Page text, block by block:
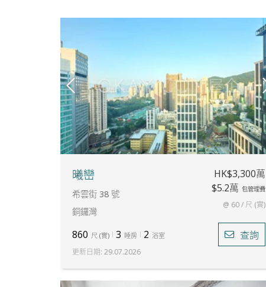
曦巒
希雲街 38 號
銅鑼灣
HK$3,300萬
$5.2萬 包管理費
@ 60 / 尺 (實)
860 尺 (實) 3 睡房 2 浴室 查詢
更新日期: 29.07.2026